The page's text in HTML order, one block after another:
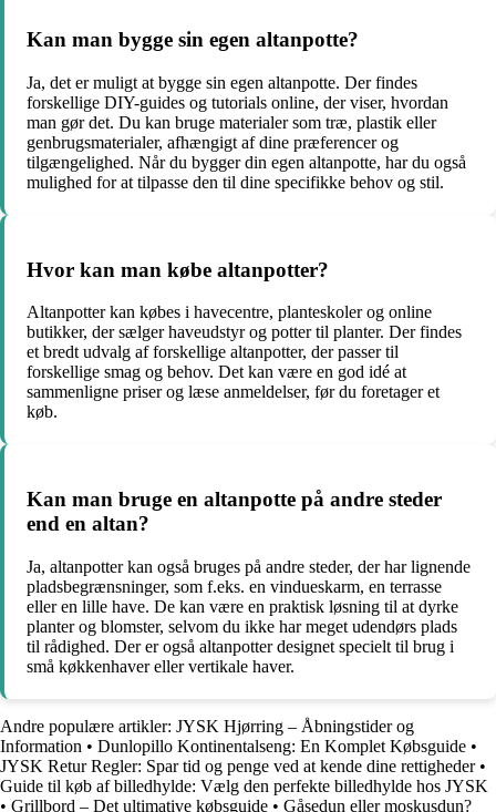
Kan man bygge sin egen altanpotte?
Ja, det er muligt at bygge sin egen altanpotte. Der findes
forskellige DIY-guides og tutorials online, der viser, hvordan
man gør det. Du kan bruge materialer som træ, plastik eller
genbrugsmaterialer, afhængigt af dine præferencer og
tilgængelighed. Når du bygger din egen altanpotte, har du også
mulighed for at tilpasse den til dine specifikke behov og stil.
Hvor kan man købe altanpotter?
Altanpotter kan købes i havecentre, planteskoler og online
butikker, der sælger haveudstyr og potter til planter. Der findes
et bredt udvalg af forskellige altanpotter, der passer til
forskellige smag og behov. Det kan være en god idé at
sammenligne priser og læse anmeldelser, før du foretager et
køb.
Kan man bruge en altanpotte på andre steder
end en altan?
Ja, altanpotter kan også bruges på andre steder, der har lignende
pladsbegrænsninger, som f.eks. en vindueskarm, en terrasse
eller en lille have. De kan være en praktisk løsning til at dyrke
planter og blomster, selvom du ikke har meget udendørs plads
til rådighed. Der er også altanpotter designet specielt til brug i
små køkkenhaver eller vertikale haver.
Andre populære artikler: JYSK Hjørring – Åbningstider og
Information • Dunlopillo Kontinentalseng: En Komplet Købsguide •
JYSK Retur Regler: Spar tid og penge ved at kende dine rettigheder•
Guide til køb af billedhylde: Vælg den perfekte billedhylde hos JYSK
• Grillbord – Det ultimative købsguide • Gåsedun eller moskusdun?